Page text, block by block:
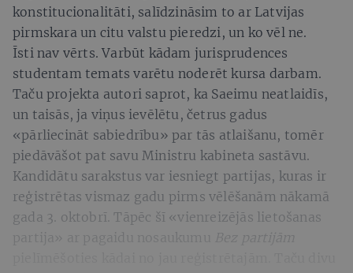
konstitucionalitāti, salīdzināsim to ar Latvijas
pirmskara un citu valstu pieredzi, un ko vēl ne.
Īsti nav vērts. Varbūt kādam jurisprudences
studentam temats varētu noderēt kursa darbam.
Taču projekta autori saprot, ka Saeimu neatlaidīs,
un taisās, ja viņus ievēlētu, četrus gadus
«pārliecināt sabiedrību» par tās atlaišanu, tomēr
piedāvāšot pat savu Ministru kabineta sastāvu.
Kandidātu sarakstus var iesniegt partijas, kuras ir
reģistrētas vismaz gadu pirms vēlēšanām nākamā
gada 3. oktobrī. Tāpēc šī «vienreizējās lietošanas
partija» ar pagaidu nosaukumu Bez partijām